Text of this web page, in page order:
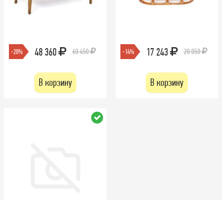
-20% 48 360 60 450
В корзину
-14% 17 243 20 050
В корзину